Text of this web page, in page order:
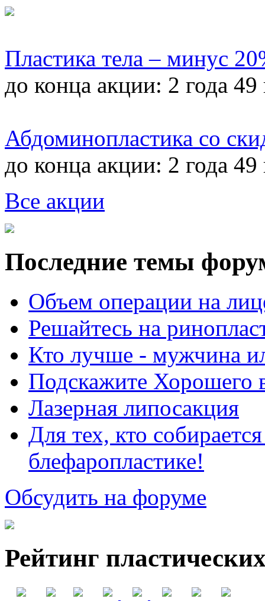
Пластика тела – минус
до конца акции: 2 года 49
Абдоминопластика со
до конца акции: 2 года 49
Все акции
Последние темы
Объем операции на
Решайтесь на
Кто лучше - мужчина
Подскажите Хорошего
Лазерная липосакция
Для тех, кто
блефаропластике!
Обсудить на форуме
Рейтинг